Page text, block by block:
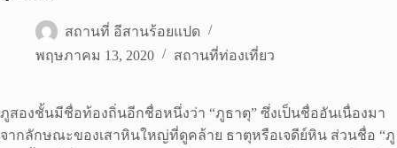
สถานที่ อีสานร้อยแปด
พฤษภาคม 13, 2020
สถานที่ท่องเที่ยว
ภูสองชั้นมีชื่อท้องถิ่นอีกชื่อหนึ่งว่า “ภูธาตุ” ซึ่งเป็นชื่ออันเนื่องมา
จากลักษณะของเสาหินใหญ่ที่ดูคล้าย ธาตุหรือเจดีย์หิน ส่วนชื่อ “ภู